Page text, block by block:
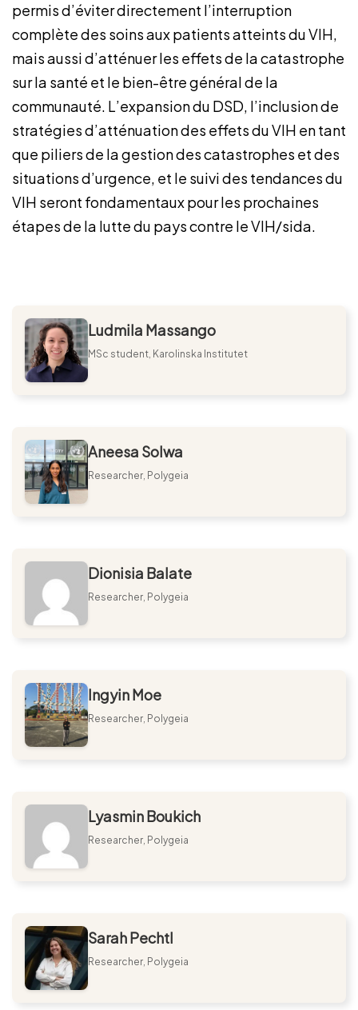
permis d’éviter directement l’interruption
complète des soins aux patients atteints du VIH,
mais aussi d’atténuer les effets de la catastrophe
sur la santé et le bien-être général de la
communauté. L’expansion du DSD, l’inclusion de
stratégies d’atténuation des effets du VIH en tant
que piliers de la gestion des catastrophes et des
situations d’urgence, et le suivi des tendances du
VIH seront fondamentaux pour les prochaines
étapes de la lutte du pays contre le VIH/sida.
Ludmila Massango
MSc student, Karolinska Institutet
Aneesa Solwa
Researcher, Polygeia
Dionisia Balate
Researcher, Polygeia
Ingyin Moe
Researcher, Polygeia
Lyasmin Boukich
Researcher, Polygeia
Sarah Pechtl
Researcher, Polygeia